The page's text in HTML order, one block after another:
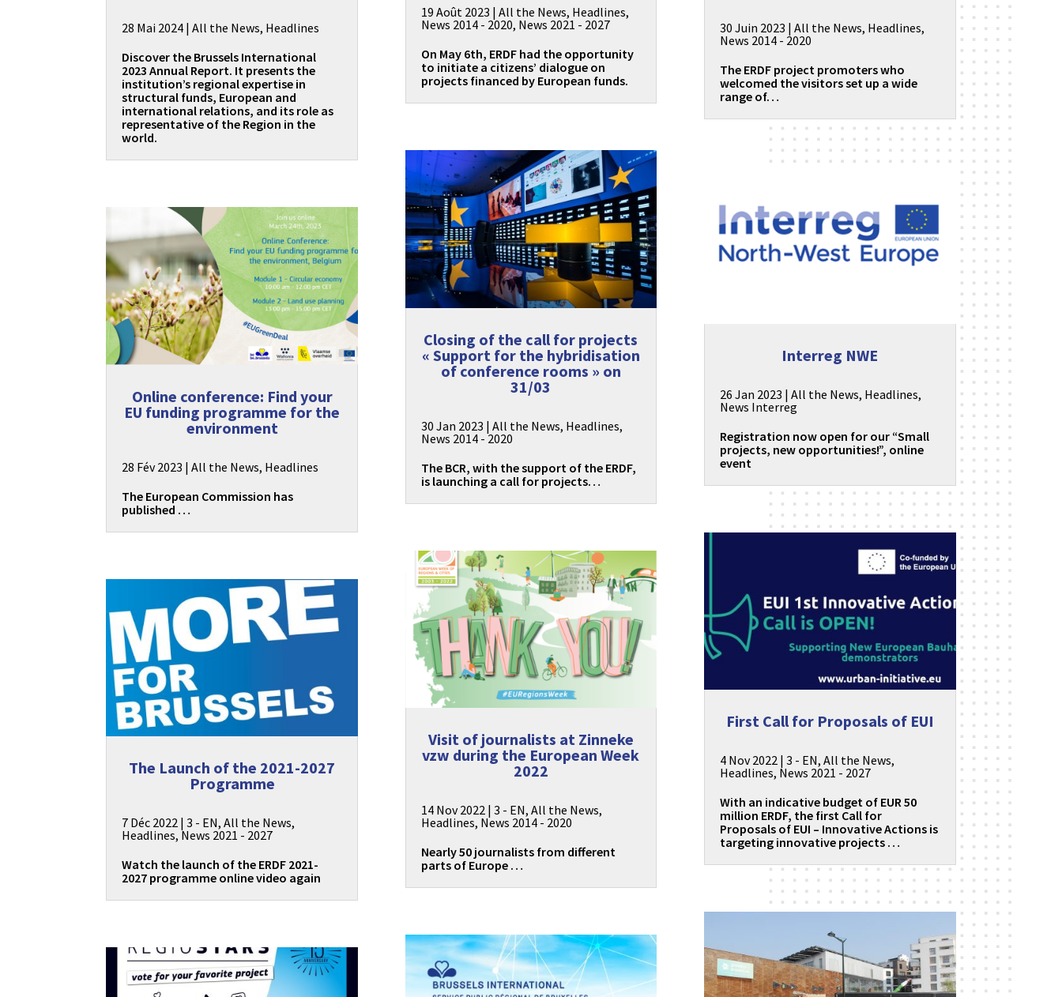
28 Mai 2024 |All the News, Headlines
Discover the Brussels International
2023 Annual Report. It presents the
institution’s regional expertise in
structural funds, European and
international relations, and its role as
representative of the Region in the
world.
Online conference: Find your
EU funding programme for the
environment
28 Fév 2023 |All the News, Headlines
The European Commission has
published …
The Launch of the 2021-2027
Programme
7 Déc 2022 |3 - EN,All the News,
Headlines,News 2021 - 2027
Watch the launch of the ERDF 2021-
2027 programme online video again
19 Août 2023 | All the News, Headlines,
News 2014 - 2020, News 2021 - 2027
On May 6th, ERDF had the opportunity
to initiate a citizens’ dialogue on
projects financed by European funds.
Closing of the call for projects
« Support for the hybridisation
of conference rooms » on
31/03
30 Jan 2023 | All the News, Headlines,
News 2014 - 2020
The BCR, with the support of the ERDF,
is launching a call for projects…
Visit of journalists at Zinneke
vzw during the European Week
2022
14 Nov 2022| 3 - EN, All the News,
Headlines, News 2014 - 2020
Nearly 50 journalists from different
parts of Europe …
30 Juin 2023 | All the News, Headlines,
News 2014 - 2020
The ERDF project promoters who
welcomed the visitors set up a wide
range of…
Interreg NWE
26 Jan 2023 | All the News, Headlines,
News Interreg
Registration now open for our “Small
projects, new opportunities!”, online
event
First Call for Proposals of EUI
4 Nov 2022| 3 - EN, All the News,
Headlines, News 2021 - 2027
With an indicative budget of EUR 50
million ERDF, the first Call for
Proposals of EUI – Innovative Actions is
targeting innovative projects …